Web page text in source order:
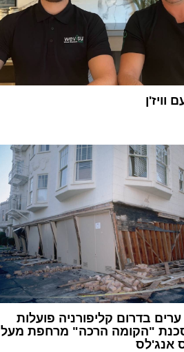
וויז'ן
בדרום קליפורניה פועלות
"הקומה הרכה" מרחפת מעל
אנג'לס